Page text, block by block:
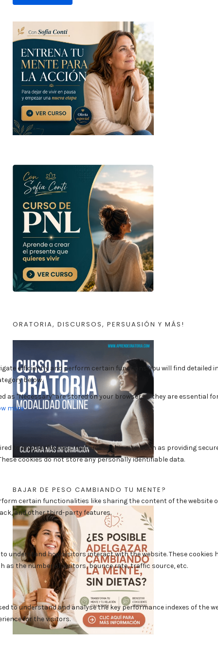
ORATORIA, DISCURSOS, PERSUASIÓN Y MÁS!
BAJAR DE PESO CAMBIANDO TU MENTE?